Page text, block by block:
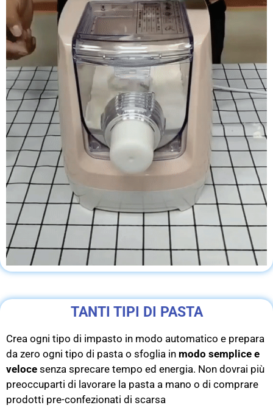
TANTI TIPI DI PASTA
Crea ogni tipo di impasto in modo automatico e prepara
da zero ogni tipo di pasta o sfoglia in modo semplice e
veloce senza sprecare tempo ed energia. Non dovrai più
preoccuparti di lavorare la pasta a mano o di comprare
prodotti pre-confezionati di scarsa